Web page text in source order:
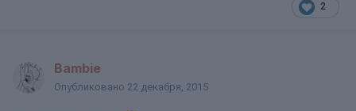
2
Bambie
Опубликовано 22 декабря, 2015